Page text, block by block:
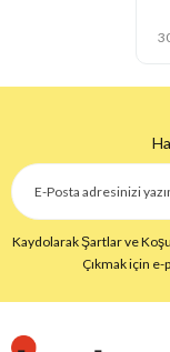
Kaydolarak Şartlar ve
Çıkmak için e-